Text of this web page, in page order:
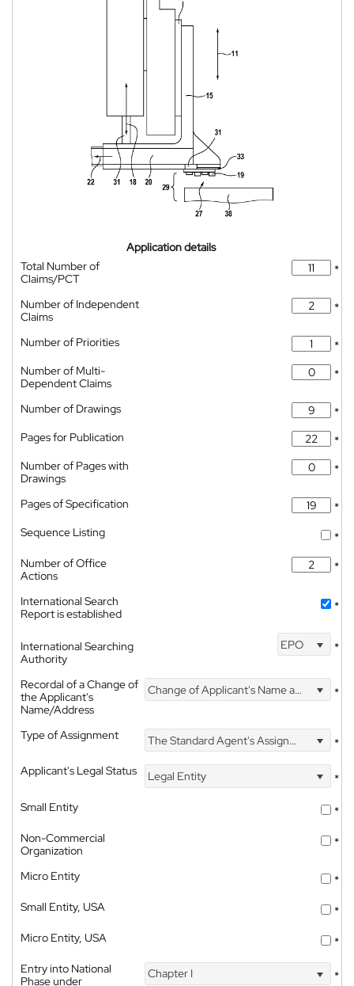
Application details
Total Number of
Claims/PCT
*
Number of Independent
Claims
*
Number of Priorities
*
Number of Multi-
Dependent Claims
*
Number of Drawings
*
Pages for Publication
*
Number of Pages with
Drawings
*
Pages of Specification
*
Sequence Listing
*
Number of Office
Actions
*
International Search
Report is established
*
International Searching
Authority
EPO *
Recordal of a Change of
the Applicant's
Name/Address
Change of Applicant's Name and Address *
Type of Assignment The Standard Agent's Assignment
*
Applicant's Legal Status
Legal Entity
*
Small Entity
*
Non-Commercial
Organization
*
Micro Entity
*
Small Entity, USA
*
Micro Entity, USA
*
Entry into National
Phase under
Chapter I *